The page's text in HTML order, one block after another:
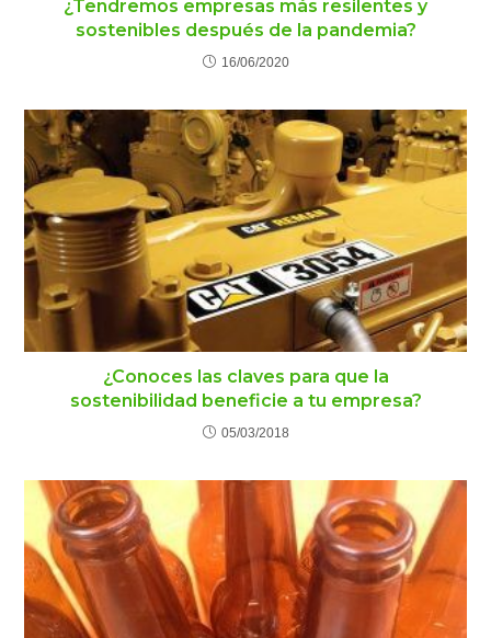
¿Tendremos empresas más resilentes y
sostenibles después de la pandemia?
16/06/2020
¿Conoces las claves para que la
sostenibilidad beneficie a tu empresa?
05/03/2018